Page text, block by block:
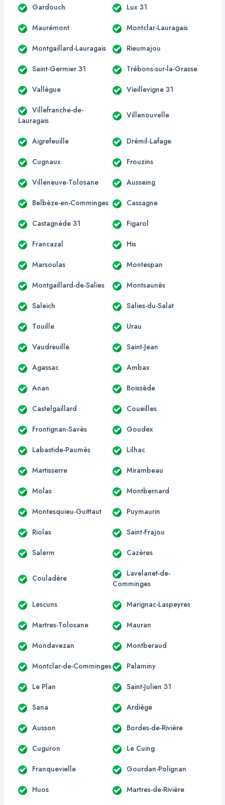
Gardouch Lux 31
Maurémont Montclar-Lauragais
Montgaillard-Lauragais Rieumajou
Saint-Germier 31 Trébons-sur-la-Grasse
Vallègue Vieillevigne 31
Villefranche-de-
Lauragais
Villenouvelle
Aigrefeuille Drémil-Lafage
Cugnaux Frouzins
Villeneuve-Tolosane Ausseing
Belbèze-en-Comminges Cassagne
Castagnède 31 Figarol
Francazal His
Marsoulas Montespan
Montgaillard-de-Salies Montsaunès
Saleich Salies-du-Salat
Touille Urau
Vaudreuille Saint-Jean
Agassac Ambax
Anan Boissède
Castelgaillard Coueilles
Frontignan-Savès Goudex
Labastide-Paumès Lilhac
Martisserre Mirambeau
Molas Montbernard
Montesquieu-Guittaut Puymaurin
Riolas Saint-Frajou
Salerm Cazères
Couladère
Lavelanet-de-
Comminges
Lescuns Marignac-Laspeyres
Martres-Tolosane Mauran
Mondavezan Montberaud
Montclar-de-Comminges Palaminy
Le Plan Saint-Julien 31
Sana Ardiège
Ausson Bordes-de-Rivière
Cuguron Le Cuing
Franquevielle Gourdan-Polignan
Huos Martres-de-Rivière